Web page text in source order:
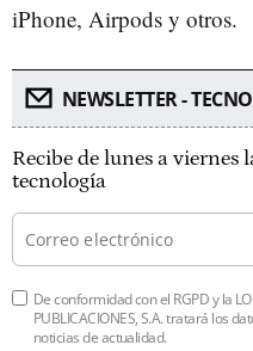
iPhone, Airpods y otros.
NEWSLETTER -
Recibe de lunes a viernes
tecnología
De conformidad con el RGPD y la
PUBLICACIONES, S.A. tratará los
noticias de actualidad.